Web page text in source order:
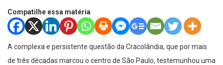
Compatilhe essa matéria
A complexa e persistente questão da Cracolândia, que por mais
de três décadas marcou o centro de São Paulo, testemunhou uma